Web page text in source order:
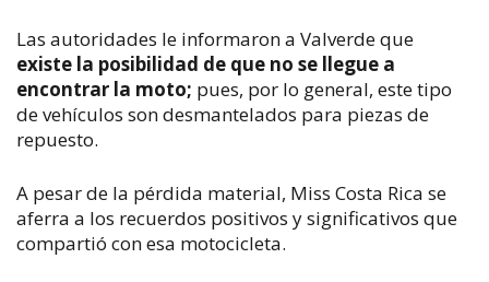
Las autoridades le informaron a Valverde que
existe la posibilidad de que no se llegue a
encontrar la moto; pues, por lo general, este tipo
de vehículos son desmantelados para piezas de
repuesto.
A pesar de la pérdida material, Miss Costa Rica se
aferra a los recuerdos positivos y significativos que
compartió con esa motocicleta.